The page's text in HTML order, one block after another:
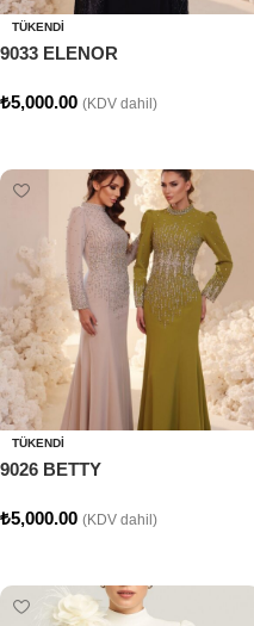
TÜKENDI
9033 ELENOR
₺5,000.00 (KDV dahil)
TÜKENDI
9026 BETTY
₺5,000.00 (KDV dahil)